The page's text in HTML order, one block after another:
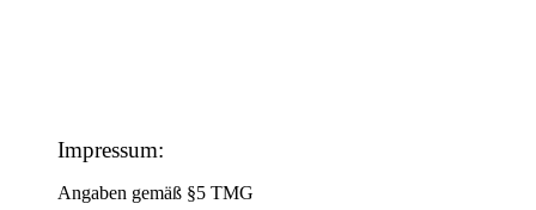
Impressum:
Angaben gemäß §5 TMG